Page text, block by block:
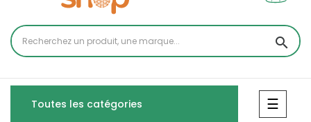
search
Toutes les catégories ☰